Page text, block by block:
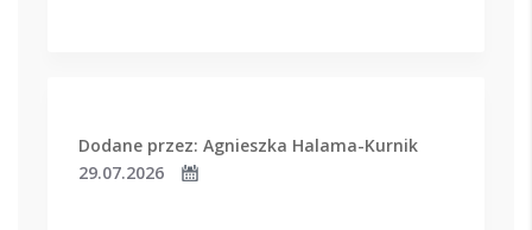
Dodane przez: Agnieszka Halama-Kurnik
29.07.2026